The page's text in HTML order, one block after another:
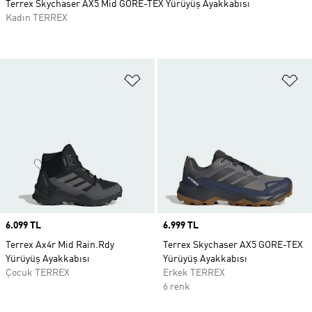
Price
6.099 TL
Terrex Ax4r Mid Rain.Rdy
Yürüyüş Ayakkabısı
Çocuk TERREX
Price
6.999 TL
Terrex Skychaser AX5 GORE-TEX
Yürüyüş Ayakkabısı
Erkek TERREX
6 renk
Terrex Skychaser AX5 Mid GORE-TEX Yürüyüş Ayakkabısı
Kadın TERREX